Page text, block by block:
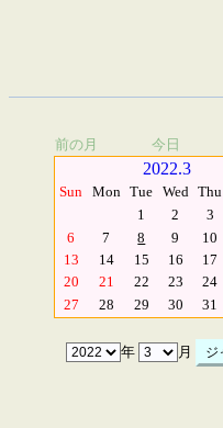
前の月 今日
2022.3
Sun Mon Tue Wed Thu
1
2 3
6
7 8 9 10
13
14 15 16 17
20
21 22 23 24
27
28 29 30 31
年 月